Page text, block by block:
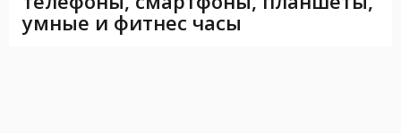
умные и фитнес часы